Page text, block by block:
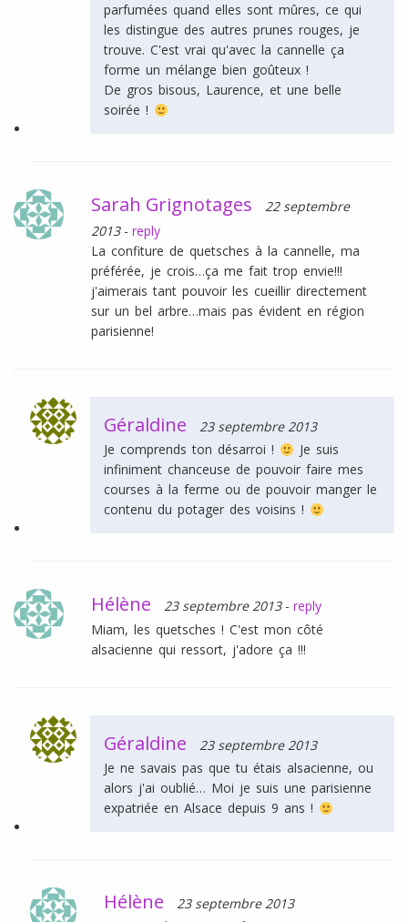
parfumées quand elles sont mûres, ce qui
les distingue des autres prunes rouges, je
trouve. C'est vrai qu'avec la cannelle ça
forme un mélange bien goûteux !
De gros bisous, Laurence, et une belle
soirée !
Sarah Grignotages
22 septembre
2013 - reply
La confiture de quetsches à la cannelle, ma
préférée, je crois…ça me fait trop envie!!!
j'aimerais tant pouvoir les cueillir directement
sur un bel arbre…mais pas évident en région
parisienne!
Géraldine
23 septembre 2013
Je comprends ton désarroi !
Je suis
infiniment chanceuse de pouvoir faire mes
courses à la ferme ou de pouvoir manger le
contenu du potager des voisins !
Hélène 23 septembre 2013 - reply
Miam, les quetsches ! C'est mon côté
alsacienne qui ressort, j'adore ça !!!
Géraldine
23 septembre 2013
Je ne savais pas que tu étais alsacienne, ou
alors j'ai oublié… Moi je suis une parisienne
expatriée en Alsace depuis 9 ans !
Hélène
23 septembre 2013